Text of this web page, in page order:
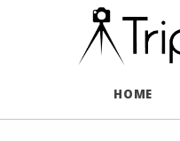
HOME